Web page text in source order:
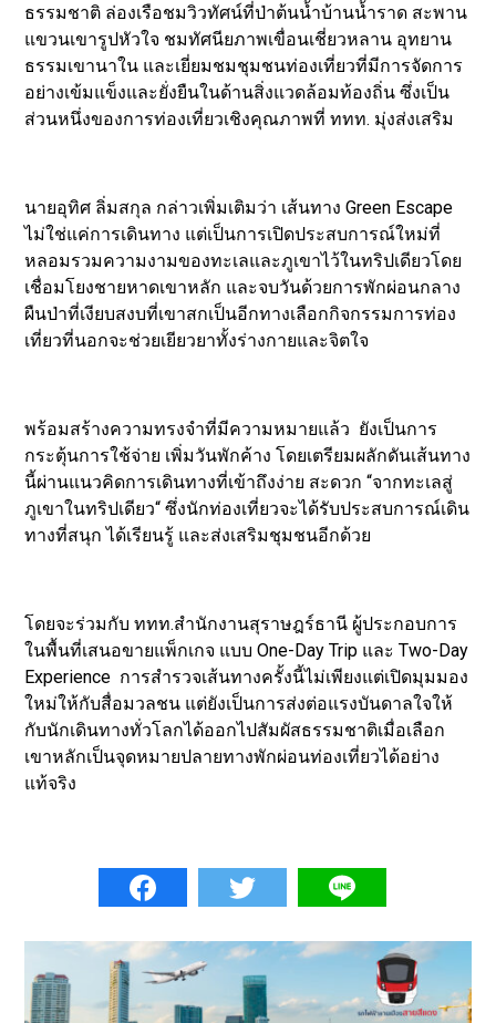
ธรรมชาติ ล่องเรือชมวิวทัศน์ที่ป่าต้นน้ำบ้านน้ำราด สะพาน
แขวนเขารูปหัวใจ ชมทัศนียภาพเขื่อนเชี่ยวหลาน อุทยาน
ธรรมเขานาใน และเยี่ยมชมชุมชนท่องเที่ยวที่มีการจัดการ
อย่างเข้มแข็งและยั่งยืนในด้านสิ่งแวดล้อมท้องถิ่น ซึ่งเป็น
ส่วนหนึ่งของการท่องเที่ยวเชิงคุณภาพที่ ททท. มุ่งส่งเสริม
นายอุทิศ ลิ่มสกุล กล่าวเพิ่มเติมว่า เส้นทาง Green Escape
ไม่ใช่แค่การเดินทาง แต่เป็นการเปิดประสบการณ์ใหม่ที่
หลอมรวมความงามของทะเลและภูเขาไว้ในทริปเดียวโดย
เชื่อมโยงชายหาดเขาหลัก และจบวันด้วยการพักผ่อนกลาง
ผืนป่าที่เงียบสงบที่เขาสกเป็นอีกทางเลือกกิจกรรมการท่อง
เที่ยวที่นอกจะช่วยเยียวยาทั้งร่างกายและจิตใจ
พร้อมสร้างความทรงจำที่มีความหมายแล้ว ยังเป็นการ
กระตุ้นการใช้จ่าย เพิ่มวันพักค้าง โดยเตรียมผลักดันเส้นทาง
นี้ผ่านแนวคิดการเดินทางที่เข้าถึงง่าย สะดวก “จากทะเลสู่
ภูเขาในทริปเดียว“ ซึ่งนักท่องเที่ยวจะได้รับประสบการณ์เดิน
ทางที่สนุก ได้เรียนรู้ และส่งเสริมชุมชนอีกด้วย
โดยจะร่วมกับ ททท.สำนักงานสุราษฎร์ธานี ผู้ประกอบการ
ในพื้นที่เสนอขายแพ็กเกจ แบบ One-Day Trip และ Two-Day
Experience การสำรวจเส้นทางครั้งนี้ไม่เพียงแต่เปิดมุมมอง
ใหม่ให้กับสื่อมวลชน แต่ยังเป็นการส่งต่อแรงบันดาลใจให้
กับนักเดินทางทั่วโลกได้ออกไปสัมผัสธรรมชาติเมื่อเลือก
เขาหลักเป็นจุดหมายปลายทางพักผ่อนท่องเที่ยวได้อย่าง
แท้จริง